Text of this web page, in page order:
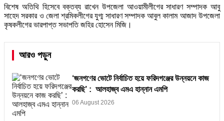
বিশেষ অতিথি হিসেবে বক্তব্য রাখেন উপজেলা আওয়ামীলীগের সাধারণ সম্পাদক আবু
সাহেদ সরকার ও জেলা শ্রমিকলীগের যুগ্ম সাধারণ সম্পাদক আবুল কালাম আজাদ উপজেলা
কৃষকলীগের ভারপাপ্ত সভাপতি জহির হোসেন মিজি।
আরও পড়ুন
‘জনগণের ভোটে নির্বাচিত হয়ে ফরিদগঞ্জের উন্নয়নে কাজ
করছি’ : আলহাজ্ব এমএ হান্নান এমপি
06 August 2026